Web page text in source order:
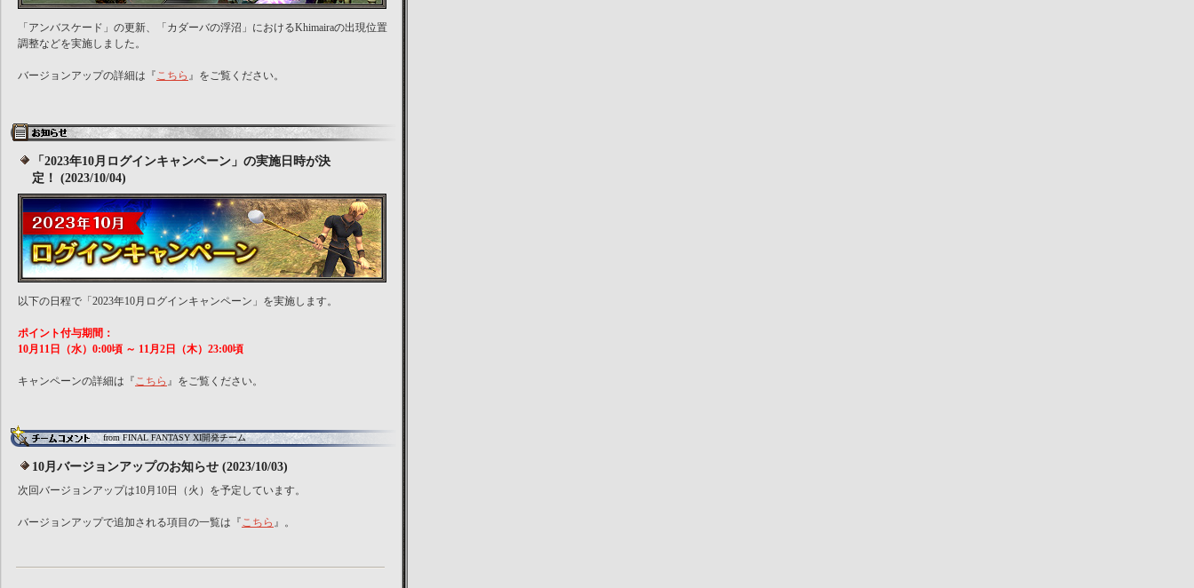
「アンバスケード」の更新、「カダーバの浮沼」におけるKhimairaの出現位置
調整などを実施しました。
バージョンアップの詳細は『こちら 』をご覧ください。
「2023年10月ログインキャンペーン」の実施日時が決
定！ (2023/10/04)
以下の日程で「2023年10月ログインキャンペーン」を実施します。
ポイント付与期間：
10月11日（水）0:00頃 ～ 11月2日（木）23:00頃
キャンペーンの詳細は『こちら 』をご覧ください。
from FINAL FANTASY XI開発チーム
10月バージョンアップのお知らせ (2023/10/03)
次回バージョンアップは10月10日（火）を予定しています。
バージョンアップで追加される項目の一覧は『こちら 』。